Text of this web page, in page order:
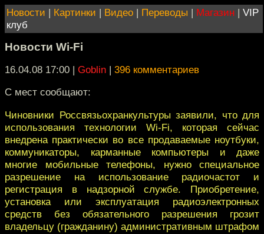
Новости | Картинки | Видео | Переводы | Магазин | VIP
клуб
Новости Wi-Fi
16.04.08 17:00 | Goblin | 396 комментариев
С мест сообщают:
Чиновники Россвязьохранкультуры заявили, что для
использования технологии Wi-Fi, которая сейчас
внедрена практически во все продаваемые ноутбуки,
коммуникаторы, карманные компьютеры и даже
многие мобильные телефоны, нужно специальное
разрешение на использование радиочастот и
регистрация в надзорной службе. Приобретение,
установка или эксплуатация радиоэлектронных
средств без обязательного разрешения грозит
владельцу (гражданину) административным штрафом